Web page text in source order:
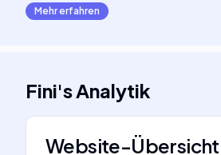
Mehr erfahren
Fini'sAnalytik
Website-Übersicht